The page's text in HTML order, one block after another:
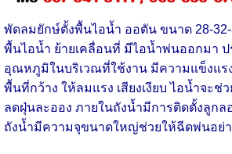
พัดลมยักษ์ตั้งพื้นไอน้ำ ออตัน ขนาด 28-32-
พื้นไอน้ำ ย้ายเคลื่อนที่ มีไอน้ำพ่นออกมา ป
อุณหภูมิในบริเวณที่ใช้งาน มีความแข็งแร
พื้นที่กว้าง ให้ลมแรง เสียงเงียบ ไอน้ำจะ
ลดฝุ่นละออง ภายในถังน้ำมีการติดตั้งลูก
ถังน้ำมีความจุขนาดใหญ่ช่วยให้ฉีดพ่นอย่า